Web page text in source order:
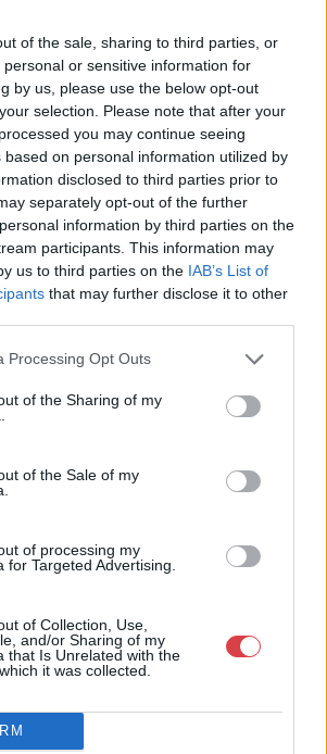
of the sale, sharing to third parties, or
or sensitive information for
by us, please use the below opt-out
selection. Please note that after your
you may continue seeing
based on personal information utilized by
disclosed to third parties prior to
separately opt-out of the further
information by third parties on the
participants. This information may
us to third parties on the IAB’s List of
that may further disclose it to other
Processing Opt Outs
of the Sharing of my
of the Sale of my
of processing my
for Targeted Advertising.
of Collection, Use,
and/or Sharing of my
that Is Unrelated with the
it was collected.
Eladó:Képíró Galéria
Cím: Ozoli Dániel
Ozoli Dániel E.V.
Képíró u.5.
Fsz./2.
1053
Weboldal:
http://www.passagegaleria.hu
szívében kortárs képzőművészeti,
MŰTÁRGYAI
MŰTÁRGYAK